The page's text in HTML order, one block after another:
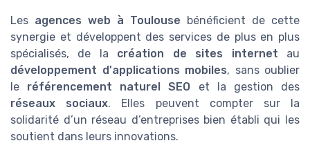
Les agences web à Toulouse bénéficient de cette
synergie et développent des services de plus en plus
spécialisés, de la création de sites internet au
développement d'applications mobiles, sans oublier
le référencement naturel SEO et la gestion des
réseaux sociaux. Elles peuvent compter sur la
solidarité d’un réseau d’entreprises bien établi qui les
soutient dans leurs innovations.